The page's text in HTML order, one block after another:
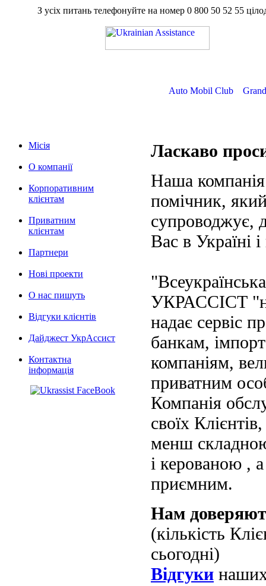
З усіх питань телефонуйте на номер 0 800 50 52 55
Auto Mobil Club
Місія
О компанії
Корпоративним
клієнтам
Приватним
клієнтам
Партнери
Нові проекти
О нас пишуть
Відгуки клієнтів
Дайджест УкрАссист
Контактна
інформація
Ласкаво
Наша
помічник,
супроводжує,
Вас в Україні
УКРАССІСТ
надає сервіс
банкам,
компаніям,
приватним
Компанія
своїх
менш
і керованою ,
приємним.
Нам
(кількість
сьогодні)
Відгуки наших